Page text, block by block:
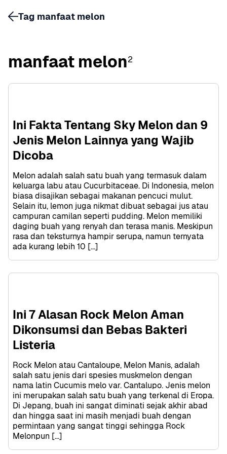
manfaat melon2
Ini Fakta Tentang Sky Melon dan 9
Jenis Melon Lainnya yang Wajib
Dicoba
Melon adalah salah satu buah yang termasuk dalam
keluarga labu atau Cucurbitaceae. Di Indonesia, melon
biasa disajikan sebagai makanan pencuci mulut.
Selain itu, lemon juga nikmat dibuat sebagai jus atau
campuran camilan seperti pudding. Melon memiliki
daging buah yang renyah dan terasa manis. Meskipun
rasa dan teksturnya hampir serupa, namun ternyata
ada kurang lebih 10 […]
Ini 7 Alasan Rock Melon Aman
Dikonsumsi dan Bebas Bakteri
Listeria
Rock Melon atau Cantaloupe, Melon Manis, adalah
salah satu jenis dari spesies muskmelon dengan
nama latin Cucumis melo var. Cantalupo. Jenis melon
ini merupakan salah satu buah yang terkenal di Eropa.
Di Jepang, buah ini sangat diminati sejak akhir abad
dan hingga saat ini masih menjadi buah dengan
permintaan yang sangat tinggi sehingga Rock
Melonpun […]
Tag manfaat melon